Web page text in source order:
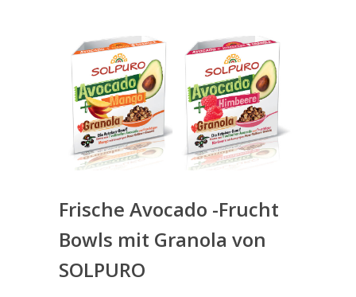
Frische Avocado -Frucht
Bowls mit Granola von
SOLPURO